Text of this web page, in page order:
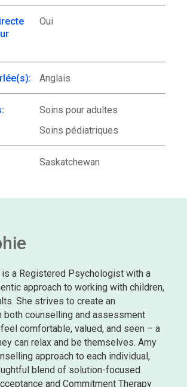
Oui
Anglais
Soins pour adultes
Soins pédiatriques
Saskatchewan
is a Registered Psychologist with a
approach to working with children,
She strives to create an
both counselling and assessment
comfortable, valued, and seen – a
can relax and be themselves. Amy
approach to each individual,
blend of solution-focused
and Commitment Therapy